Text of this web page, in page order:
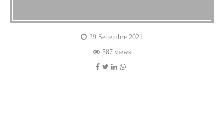
29 Settembre 2021
587 views